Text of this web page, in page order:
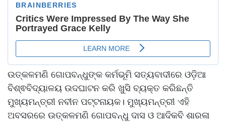
ଉତ୍କଳମଣି ଗୋପବନ୍ଧୁଙ୍କ କର୍ମଭୂମି ସତ୍ୟବାଦୀରେ ଓଡ଼ିଆ
ବିଶ୍ଵବିଦ୍ୟାଳୟ ଉଦଘାଟନ କରି ଖୁସି ବ୍ୟକ୍ତ କରିଛନ୍ତି
ମୁଖ୍ୟମନ୍ତ୍ରୀ ନବୀନ ପଟ୍ଟନାୟକ। ମୁଖ୍ୟମନ୍ତ୍ରୀ ଏହି
ଅବସରରେ ଉତ୍କଳମଣି ଗୋପବନ୍ଧୁ ଦାସ ଓ ଆଦିକବି ଶାରଳା